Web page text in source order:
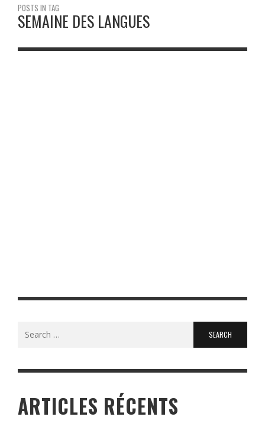
POSTS IN TAG
SEMAINE DES LANGUES
ARTICLES RÉCENTS